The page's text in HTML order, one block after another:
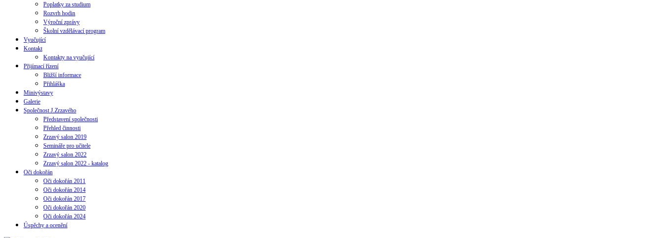
Poplatky za studium
Rozvrh hodin
Výroční zprávy
Školní vzdělávací program
Vyučující
Kontakt
Kontakty na vyučující
Přijímací řízení
Bližší informace
Přihláška
Minivýstavy
Galerie
Společnost J.Zrzavého
Představení společnosti
Přehled činnosti
Zrzavý salon 2019
Semináře pro učitele
Zrzavý salon 2022
Zrzavý salon 2022 - katalog
Oči dokořán
Oči dokořán 2011
Oči dokořán 2014
Oči dokořán 2017
Oči dokořán 2020
Oči dokořán 2024
Úspěchy a ocenění